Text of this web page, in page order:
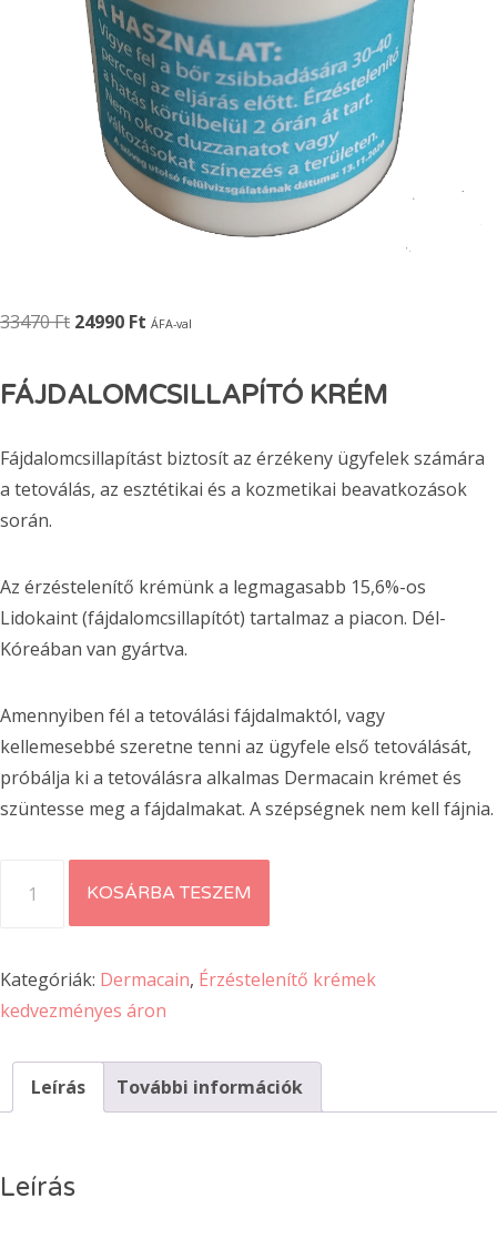
33470Ft Original
was:
24990 Ft Current
is:
ÁFA-val
FÁJDALOMCSILLAPÍTÓ KRÉM
Fájdalomcsillapítást biztosít az érzékeny ügyfelek számára
a tetoválás, az esztétikai és a kozmetikai beavatkozások
során.
Az érzéstelenítő krémünk a legmagasabb 15,6%-os
Lidokaint (fájdalomcsillapítót) tartalmaz a piacon. Dél-
Kóreában van gyártva.
Amennyiben fél a tetoválási fájdalmaktól, vagy
kellemesebbé szeretne tenni az ügyfele első tetoválását,
próbálja ki a tetoválásra alkalmas Dermacain krémet és
szüntesse meg a fájdalmakat. A szépségnek nem kell fájnia.
30g
mennyiség
KOSÁRBA TESZEM
Kategóriák: Dermacain, Érzéstelenítő krémek
kedvezményes áron
Leírás További információk
Leírás